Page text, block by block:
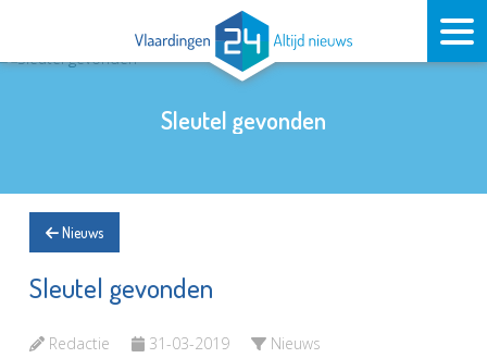
Sleutel gevonden
Nieuws
Sleutel gevonden
Redactie 31-03-2019 Nieuws